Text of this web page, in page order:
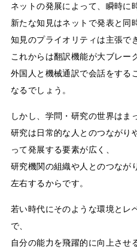
ネットの発展によって、瞬時に
新たな知見はネットで発表と同
知見のプライオリティは主張で
これからは翻訳機能が大ブレー
外国人と機械通訳で会話をする
なるでしょう。
しかし、学問・研究の世界はま
研究は日常的な人とのつながり
って発展する要素が広く、
研究機関の組織や人とのつなが
左右するからです。
若い時代にそのような環境とレ
で、
自分の能力を飛躍的に向上させ